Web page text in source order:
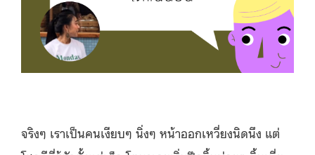
จริงๆ เราเป็นคนเงียบๆ นิ่งๆ หน้าออกเหวี่ยงนิดนึง แต่